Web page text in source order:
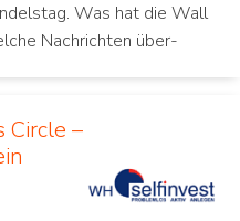
Was hat die Wall
Nachrichten über-
Circle –